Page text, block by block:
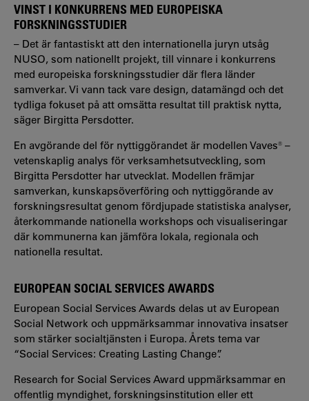
VINST I KONKURRENS MED EUROPEISKA
FORSKNINGSSTUDIER
– Det är fantastiskt att den internationella juryn utsåg
NUSO, som nationellt projekt, till vinnare i konkurrens
med europeiska forskningsstudier där flera länder
samverkar. Vi vann tack vare design, datamängd och det
tydliga fokuset på att omsätta resultat till praktisk nytta,
säger Birgitta Persdotter.
En avgörande del för nyttiggörandet är modellen Vaves® –
vetenskaplig analys för verksamhetsutveckling, som
Birgitta Persdotter har utvecklat. Modellen främjar
samverkan, kunskapsöverföring och nyttiggörande av
forskningsresultat genom fördjupade statistiska analyser,
återkommande nationella workshops och visualiseringar
där kommunerna kan jämföra lokala, regionala och
nationella resultat.
EUROPEAN SOCIAL SERVICES AWARDS
European Social Services Awards delas ut av European
Social Network och uppmärksammar innovativa insatser
som stärker socialtjänsten i Europa. Årets tema var
“Social Services: Creating Lasting Change”.
Research for Social Services Award uppmärksammar en
offentlig myndighet, forskningsinstitution eller ett